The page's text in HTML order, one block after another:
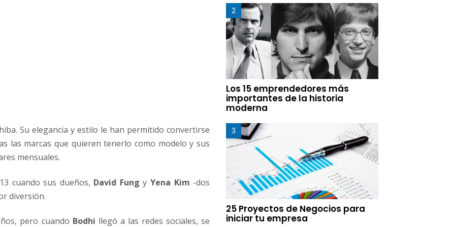
Su elegancia y estilo le han permitido convertirse
las marcas que quieren tenerlo como modelo y sus
mensuales.
cuando sus dueños, David Fung y Yena Kim -dos
diversión.
pero cuando Bodhi llegó a las redes sociales, se
Los 15 emprendedores más
importantes de la historia
moderna
25 Proyectos de Negocios para
iniciar tu empresa